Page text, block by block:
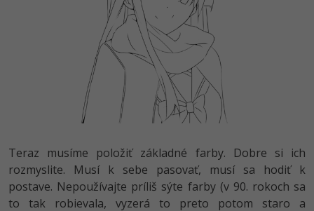
Teraz musíme položiť základné farby. Dobre si ich
rozmyslite. Musí k sebe pasovať, musí sa hodiť k
postave. Nepoužívajte príliš sýte farby (v 90. rokoch sa
to tak robievala, vyzerá to preto potom staro a